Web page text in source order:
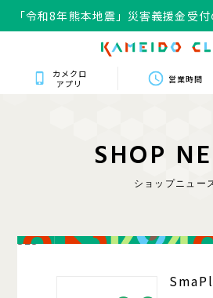
「令和8年熊本地震」災害義援金受
カメクロ
アプリ
営業時間
SHOP NE
ショップニュー
323